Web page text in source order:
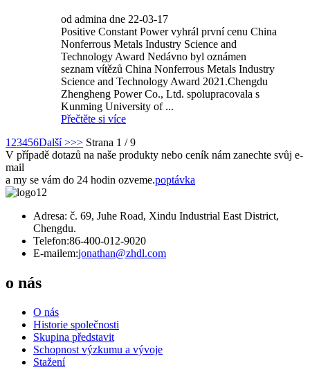
od admina dne 22-03-17
Positive Constant Power vyhrál první cenu China
Nonferrous Metals Industry Science and
Technology Award Nedávno byl oznámen
seznam vítězů China Nonferrous Metals Industry
Science and Technology Award 2021.Chengdu
Zhengheng Power Co., Ltd. spolupracovala s
Kunming University of ...
Přečtěte si více
1 23456Další >>> Strana 1 / 9
V případě dotazů na naše produkty nebo ceník nám zanechte svůj e-
mail
a my se vám do 24 hodin ozveme.poptávka
Adresa: č. 69, Juhe Road, Xindu Industrial East District,
Chengdu.
Telefon:86-400-012-9020
E-mailem:jonathan@zhdl.com
o nás
O nás
Historie společnosti
Skupina představit
Schopnost výzkumu a vývoje
Stažení